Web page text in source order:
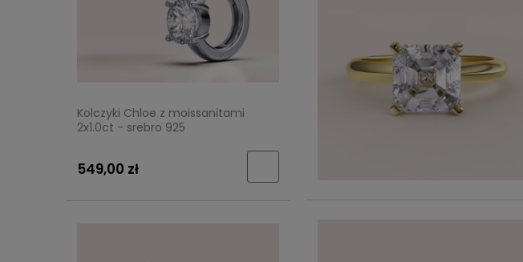
Kolczyki Chloe z moissanitami
2x1.0ct - srebro 925
549,00 zł